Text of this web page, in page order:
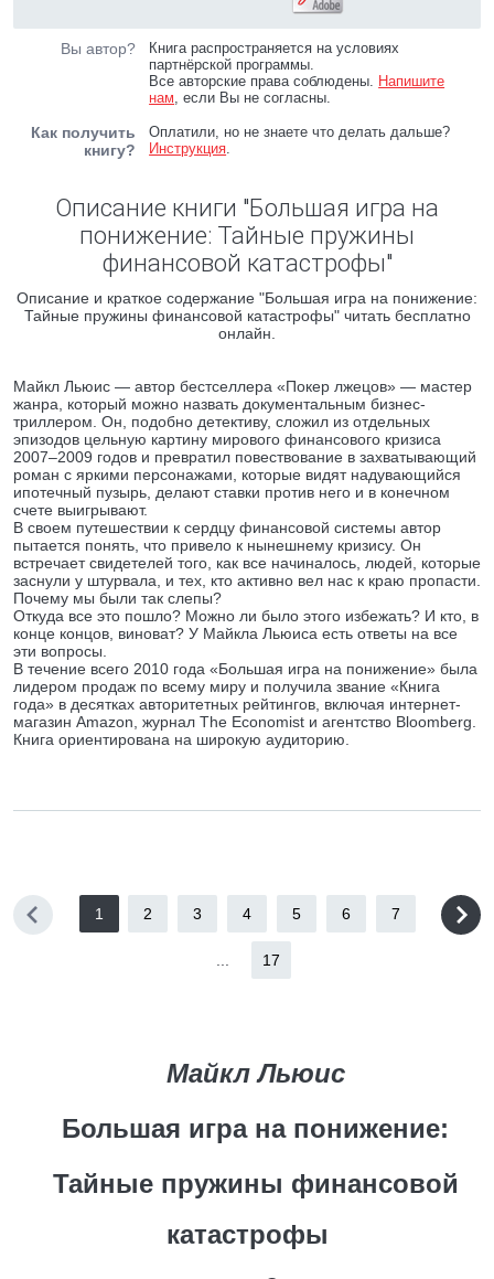
Вы автор?
Книга распространяется на условиях
партнёрской программы.
Все авторские права соблюдены. Напишите
нам, если Вы не согласны.
Как получить
книгу?
Оплатили, но не знаете что делать дальше?
Инструкция.
Описание книги "Большая игра на
понижение: Тайные пружины
финансовой катастрофы"
Описание и краткое содержание "Большая игра на понижение:
Тайные пружины финансовой катастрофы" читать бесплатно
онлайн.
Майкл Льюис — автор бестселлера «Покер лжецов» — мастер
жанра, который можно назвать документальным бизнес-
триллером. Он, подобно детективу, сложил из отдельных
эпизодов цельную картину мирового финансового кризиса
2007–2009 годов и превратил повествование в захватывающий
роман с яркими персонажами, которые видят надувающийся
ипотечный пузырь, делают ставки против него и в конечном
счете выигрывают.
В своем путешествии к сердцу финансовой системы автор
пытается понять, что привело к нынешнему кризису. Он
встречает свидетелей того, как все начиналось, людей, которые
заснули у штурвала, и тех, кто активно вел нас к краю пропасти.
Почему мы были так слепы?
Откуда все это пошло? Можно ли было этого избежать? И кто, в
конце концов, виноват? У Майкла Льюиса есть ответы на все
эти вопросы.
В течение всего 2010 года «Большая игра на понижение» была
лидером продаж по всему миру и получила звание «Книга
года» в десятках авторитетных рейтингов, включая интернет-
магазин Amazon, журнал The Economist и агентство Bloomberg.
Книга ориентирована на широкую аудиторию.
1 2 3 4 5 6 7
17
Майкл Льюис
Большая игра на понижение:
Тайные пружины финансовой
катастрофы